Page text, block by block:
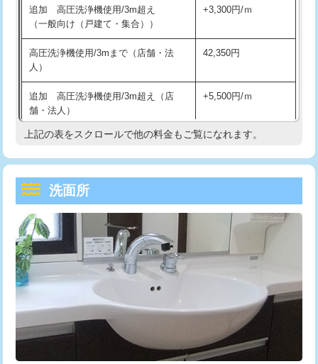
マス交換（深さ50㎝以上） 66,000円
コンクリート斫り（厚さ10㎝まで） 27,500円
コンクリート斫り（厚さ10㎝超え）
モルタル補修（厚さ10㎝まで）
モルタル補修（厚さ10㎝超え） 38,500円
洗面台設置 38,500円
追加人工
廃棄・処分 現場見積
※給水管工事は20mmまでの価格です。
持込商品取付（混合水栓） 16,500円
給水管工事※（ホール加工)
給水管工事※（バンド止め) 3,300円
給水管工事※（支持金具設置) 5,500円
給水管工事※（保温材使用（バンド止
め込み）)
5,500円
給水管工事※（土の掘削・埋め戻し作
業)
11,000円
給水管工事※（塩ビ管（VP・HI）使
用/3ｍまで)
33,000円
給水管工事※（塩ビ管（VP・HI）使
用（追加）/3ｍ超え)
給水管工事※（ライニング鋼管・銅
管・ポリ管・HT管使用/3ｍまで)
44,000円
追加 高圧洗浄機使用/3m超え
（一般向け（戸建て・集合））
+3,300円/ｍ
高圧洗浄機使用/3mまで（店舗・法
人）
42,350円
追加 高圧洗浄機使用/3m超え（店
舗・法人）
+5,500円/ｍ
高度高圧洗浄換 現地調査
トーラー機使用/3mまで
追加トーラー機使用/3m超え +3,300円
カメラ調査 33,000円
桝清掃
止水・漏水調査・防水処理・清掃・修
理・調整・分解・加工など（軽作業）
11,000円
止水・漏水調査・防水処理・清掃・修
22,000円
上記の表をスクロールで他の料金もご覧になれます。
洗面所